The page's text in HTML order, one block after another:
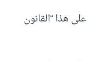
هذا “القانون